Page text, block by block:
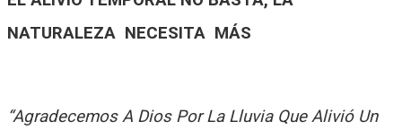
NATURALEZA NECESITA MÁS
“Agradecemos A Dios Por La Lluvia Que Alivió Un